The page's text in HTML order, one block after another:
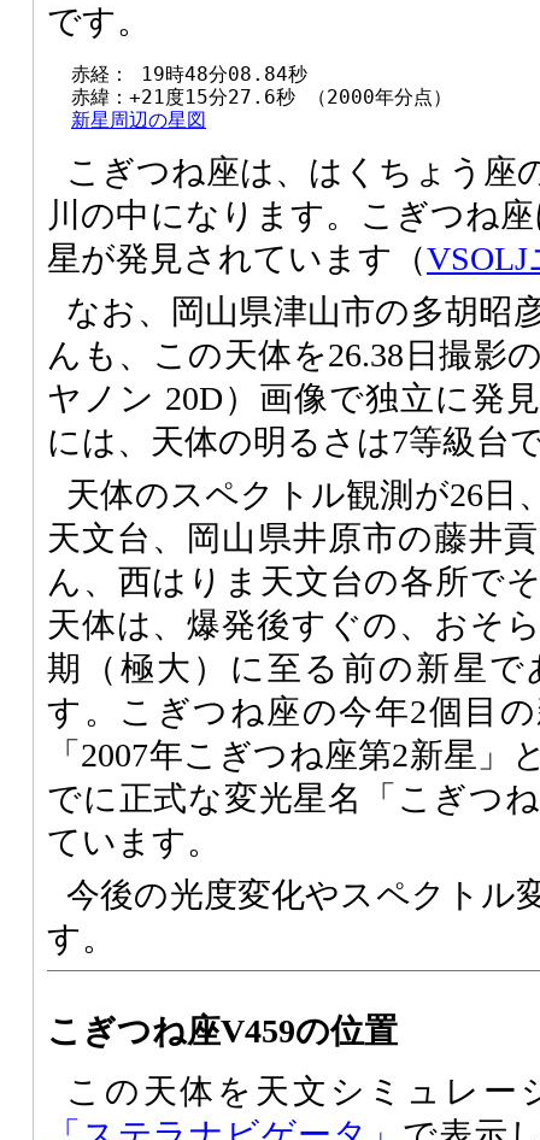
です。
  赤経： 19時48分08.84秒
  赤緯：+21度15分27.6秒 （2000年分点）
新星周辺の星図
こぎつね座は、はくちょう座
川の中になります。こぎつね
星が発見されています（VSOLJ
なお、岡山県津山市の多胡昭
んも、この天体を26.38日撮影
ヤノン 20D）画像で独立に発
には、天体の明るさは7等級台
天体のスペクトル観測が26日
天文台、岡山県井原市の藤井
ん、西はりま天文台の各所で
天体は、爆発後すぐの、おそ
期（極大）に至る前の新星
す。こぎつね座の今年2個目
「2007年こぎつね座第2新星
でに正式な変光星名「こぎつ
ています。
今後の光度変化やスペクトル
す。
こぎつね座V459の位置
この天体を天文シミュレー